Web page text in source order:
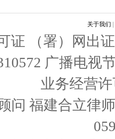
关于我们
证 （署）网出
广播电视
业务经营
问 福建合立律